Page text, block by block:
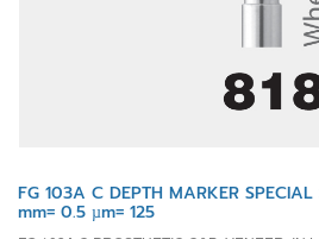
FG 103A C DEPTH MARKER
mm= 0.5 µm= 125